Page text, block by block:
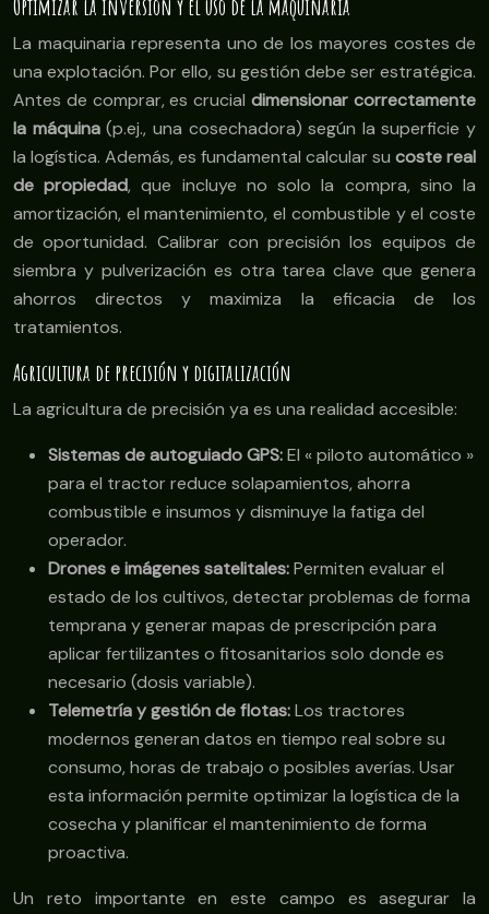
Optimizar la inversión y el uso de la maquinaria
La maquinaria representa uno de los mayores costes de
una explotación. Por ello, su gestión debe ser estratégica.
Antes de comprar, es crucialdimensionar correctamente
la máquina(p.ej., una cosechadora) según la superficie y
la logística. Además, es fundamental calcular su coste real
de propiedad, que incluye no solo la compra, sino la
amortización, el mantenimiento, el combustible y el coste
de oportunidad. Calibrar con precisión los equipos de
siembra y pulverización es otra tarea clave que genera
ahorros directos y maximiza la eficacia de los
tratamientos.
Agricultura de precisión y digitalización
La agricultura de precisión ya es una realidad accesible:
Sistemas de autoguiado GPS:El « piloto automático »
para el tractor reduce solapamientos, ahorra
combustible e insumos y disminuye la fatiga del
operador.
Drones e imágenes satelitales:Permiten evaluar el
estado de los cultivos, detectar problemas de forma
temprana y generar mapas de prescripción para
aplicar fertilizantes o fitosanitarios solo donde es
necesario (dosis variable).
Telemetría y gestión de flotas:Los tractores
modernos generan datos en tiempo real sobre su
consumo, horas de trabajo o posibles averías. Usar
esta información permite optimizar la logística de la
cosecha y planificar el mantenimiento de forma
proactiva.
Un reto importante en este campo es asegurar la